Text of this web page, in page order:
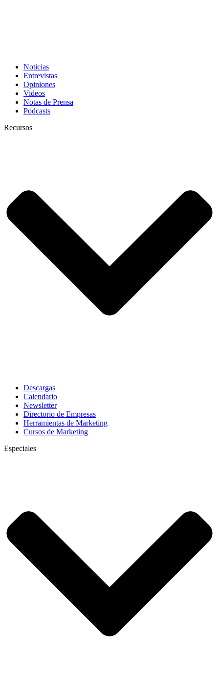
Noticias
Entrevistas
Opiniones
Videos
Notas de Prensa
Podcasts
Recursos
Descargas
Calendario
Newsletter
Directorio de Empresas
Herramientas de Marketing
Cursos de Marketing
Especiales